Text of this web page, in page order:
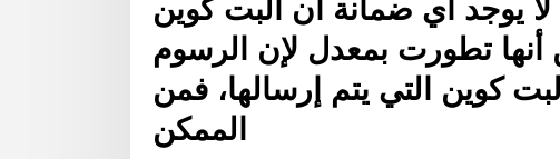
لا يوجد أي ضمانة أن البت كوين
تطورت بمعدل لإن الرسوم
كوين التي يتم إرسالها، فمن
الممكن